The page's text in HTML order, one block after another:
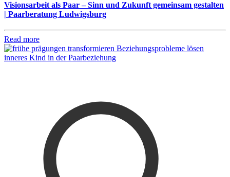
Visionsarbeit als Paar – Sinn und Zukunft gemeinsam gestalten
| Paarberatung Ludwigsburg
Read more